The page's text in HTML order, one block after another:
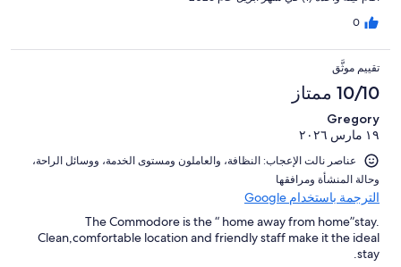
0
تقييم موثَّق
10/10 ممتاز
Gregory
١٩ مارس ٢٠٢٦
عناصر نالت الإعجاب: ⁦النظافة⁩، و⁦العاملون ومستوى الخدمة⁩، و⁦وسائل الراحة⁩،
و⁦حالة المنشأة ومرافقها⁩
الترجمة باستخدام Google
The Commodore is the “ home away from home”stay.
Clean,comfortable location and friendly staff make it the ideal
stay.